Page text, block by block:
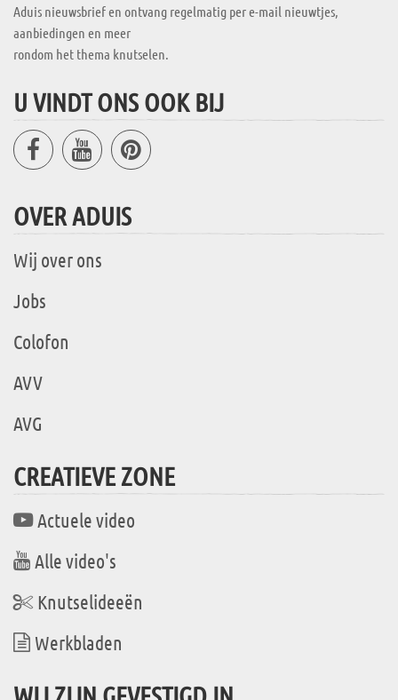
Aduis nieuwsbrief en ontvang regelmatig per e-mail nieuwtjes,
aanbiedingen en meer
rondom het thema knutselen.
U VINDT ONS OOK BIJ
OVER ADUIS
Wij over ons
Jobs
Colofon
AVV
AVG
CREATIEVE ZONE
Actuele video
Alle video's
Knutselideeën
Werkbladen